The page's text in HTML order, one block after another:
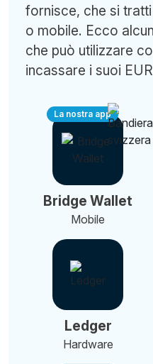
fornisce, che si
o mobile. Ecco
che può utilizzare
incassare i suoi
La nostra app
Bridge Wallet
Mobile
Ledger
Hardware